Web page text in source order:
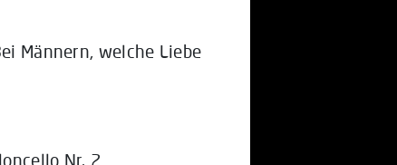
Männern, welche Liebe
Nr. 2